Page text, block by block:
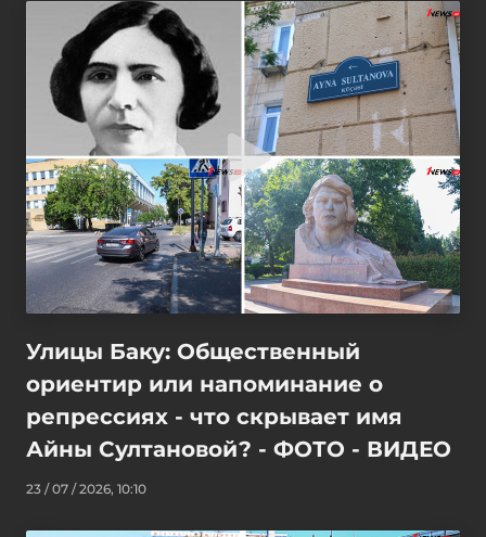
Улицы Баку: Общественный
ориентир или напоминание о
репрессиях - что скрывает имя
Айны Султановой? - ФОТО - ВИДЕО
23 / 07 / 2026, 10:10